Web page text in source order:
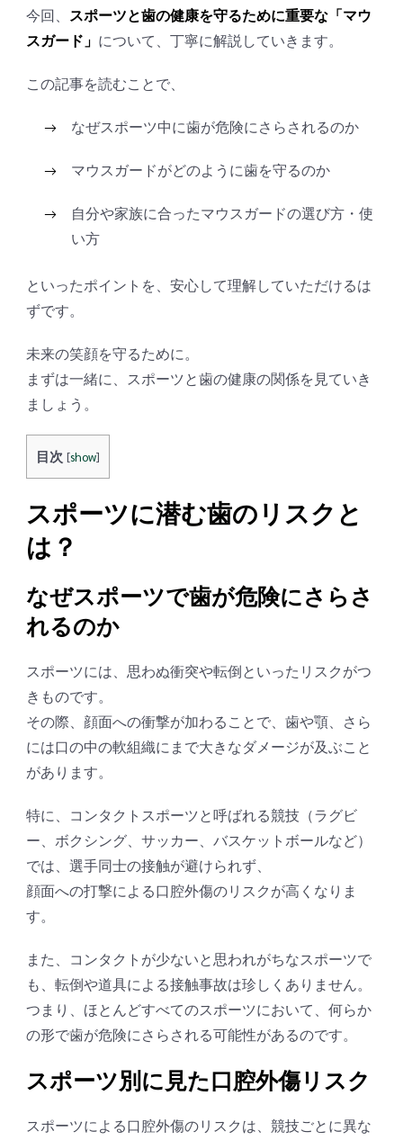
今回、 スポーツと歯の健康を守るために重要な「マウ
スガード」 について、丁寧に解説していきます。
この記事を読むことで、
なぜスポーツ中に歯が危険にさらされるのか
マウスガードがどのように歯を守るのか
自分や家族に合ったマウスガードの選び方・使
い方
といったポイントを、安心して理解していただけるは
ずです。
未来の笑顔を守るために。
まずは一緒に、スポーツと歯の健康の関係を見ていき
ましょう。
目次 [show]
スポーツに潜む歯のリスクと
は？
なぜスポーツで歯が危険にさらさ
れるのか
スポーツには、思わぬ衝突や転倒といったリスクがつ
きものです。
その際、顔面への衝撃が加わることで、歯や顎、さら
には口の中の軟組織にまで大きなダメージが及ぶこと
があります。
特に、コンタクトスポーツと呼ばれる競技（ラグビ
ー、ボクシング、サッカー、バスケットボールなど）
では、選手同士の接触が避けられず、
顔面への打撃による口腔外傷のリスクが高くなりま
す。
また、コンタクトが少ないと思われがちなスポーツで
も、転倒や道具による接触事故は珍しくありません。
つまり、ほとんどすべてのスポーツにおいて、何らか
の形で歯が危険にさらされる可能性があるのです。
スポーツ別に見た口腔外傷リスク
スポーツによる口腔外傷のリスクは、競技ごとに異な